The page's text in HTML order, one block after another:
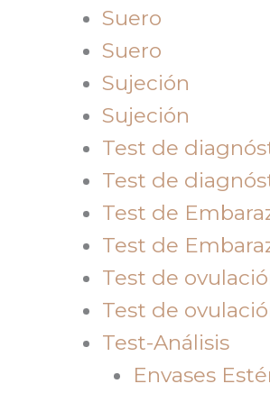
Suero
Suero
Sujeción
Sujeción
Test de
Test de
Test de
Test de
Test de
Test de
Test-Análisis
Envases